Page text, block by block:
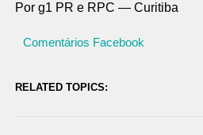
Por g1 PR e RPC — Curitiba
Comentários Facebook
RELATED TOPICS: